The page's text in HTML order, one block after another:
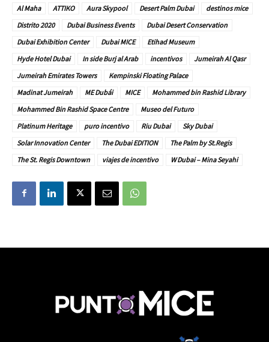
Al Maha
ATTIKO Aura Skypool Desert Palm Dubai
destinos mice
Distrito 2020
Dubai Business Events
Dubai Desert Conservation
Dubai Exhibition Center
Dubai MICE
Etihad Museum
Hyde Hotel Dubai
In side Burj al Arab incentivos
Jumeirah Al Qasr
Jumeirah Emirates Towers
Kempinski Floating Palace
Madinat Jumeirah
ME Dubái MICE
Mohammed bin Rashid Library
Mohammed Bin Rashid Space Centre
Museo del Futuro
Platinum Heritage
puro incentivo Riu Dubai
Sky Dubai
Solar Innovation Center
The Dubai EDITION
The Palm by St.Regis
The St. Regis Downtown
viajes de incentivo W Dubai – Mina Seyahi